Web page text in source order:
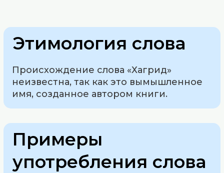
Этимология слова
Происхождение слова «Хагрид»
неизвестна, так как это вымышленное
имя, созданное автором книги.
Примеры
употребления слова